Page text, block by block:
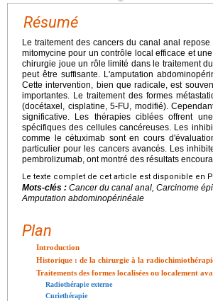
Résumé
Le traitement des cancers du canal anal
mitomycine pour un contrôle local efficace et
chirurgie joue un rôle limité dans le traitement
peut être suffisante. L'amputation
Cette intervention, bien que radicale, est
importantes. Le traitement des formes
(docétaxel, cisplatine, 5-FU, modifié).
significative. Les thérapies ciblées offrent
spécifiques des cellules cancéreuses. Les
comme le cétuximab sont en cours
particulier pour les cancers avancés. Les
pembrolizumab, ont montré des résultats
Le texte complet de cet article est disponible en
Mots-clés : Cancer du canal anal, Carcinome
Amputation abdominopérinéale
Plan
Introduction
Historique : de la chirurgie à la
Traitements des formes localisées ou localement
Radiothérapie externe
Curiethérapie